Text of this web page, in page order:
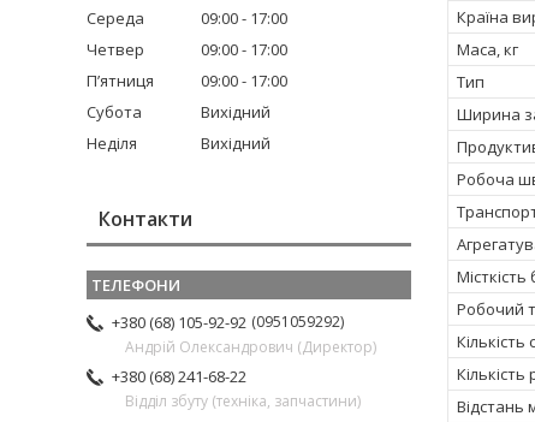
Країна
Маса, кг
Тип
Ширина
Робоча
Місткість
Робочий
Відстань
Середа
09:00
17:00
Четвер
09:00
17:00
Пʼятниця
09:00
17:00
Субота
Вихідний
Неділя
Вихідний
Контакти
+380 (68) 105-92-92 0951059292
Андрій Олександрович (Директор)
+380 (68) 241-68-22
Відділ збуту (техніка, запчастини)